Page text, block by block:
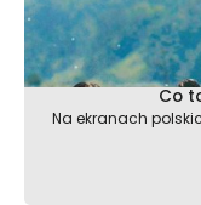
Co
Na ekranach